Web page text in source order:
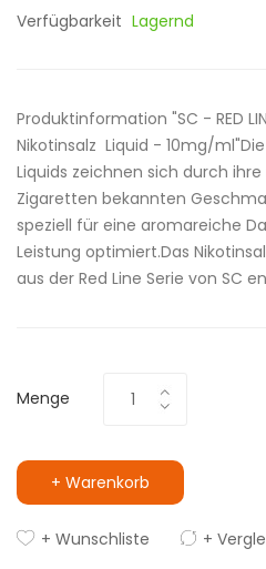
Verfügbarkeit Lagernd
Produktinformation "SC - RED
Nikotinsalz Liquid - 10mg/ml"Die
Liquids zeichnen sich durch
Zigaretten bekannten
speziell für eine aromareiche
Leistung optimiert.Das
aus der Red Line Serie von SC
Menge
+ Warenkorb
+ Wunschliste +